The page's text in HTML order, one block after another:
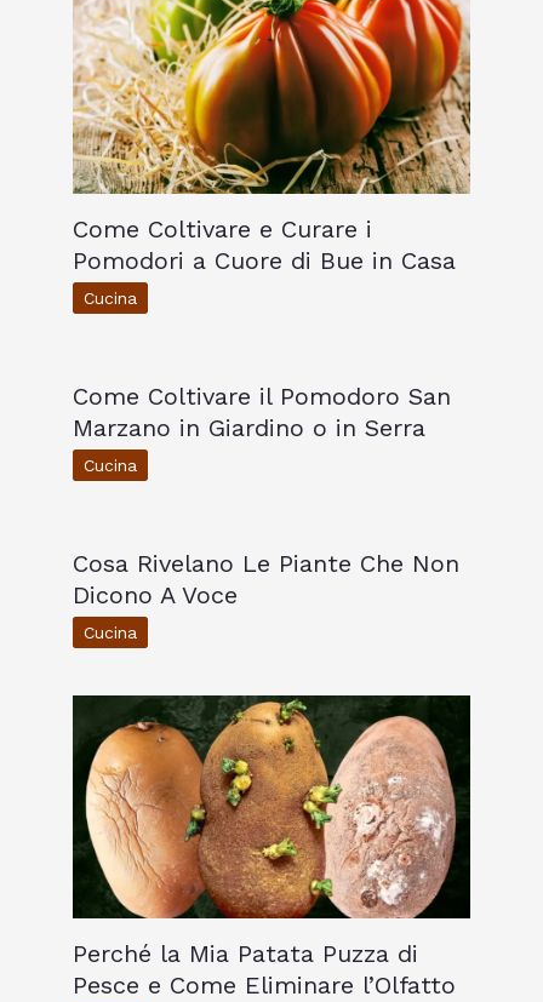
Come Coltivare e Curare i
Pomodori a Cuore di Bue in Casa
Cucina
Come Coltivare il Pomodoro San
Marzano in Giardino o in Serra
Cucina
Cosa Rivelano Le Piante Che Non
Dicono A Voce
Cucina
Perché la Mia Patata Puzza di
Pesce e Come Eliminare l’Olfatto